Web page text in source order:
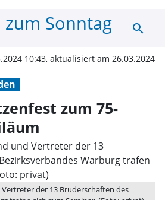
search
10:43, aktualisiert am 26.03.2024
zum 75-
der 13 Bruderschaften des